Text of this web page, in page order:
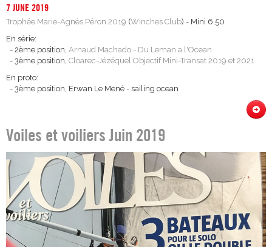
7 JUNE 2019
Trophée Marie-Agnès Péron 2019 (Winches Club) - Mini 6.50
En série:
- 2ème position, Arnaud Machado - Du Leman a l'Ocean
- 3ème position, Cloarec-Jézéquel Objectif Mini-Transat 2019 et 2021
En proto:
- 3ème position, Erwan Le Mené - sailing ocean
Voiles et voiliers Juin 2019